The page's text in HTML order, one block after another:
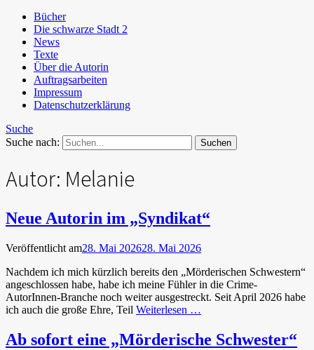
Bücher
Die schwarze Stadt 2
News
Texte
Über die Autorin
Auftragsarbeiten
Impressum
Datenschutzerklärung
Suche
Suche nach:
Autor: Melanie
Neue Autorin im „Syndikat“
Veröffentlicht am28. Mai 202628. Mai 2026
Nachdem ich mich kürzlich bereits den „Mörderischen Schwestern“
angeschlossen habe, habe ich meine Fühler in die Crime-
AutorInnen-Branche noch weiter ausgestreckt. Seit April 2026 habe
ich auch die große Ehre, Teil Weiterlesen …
Ab sofort eine „Mörderische Schwester“